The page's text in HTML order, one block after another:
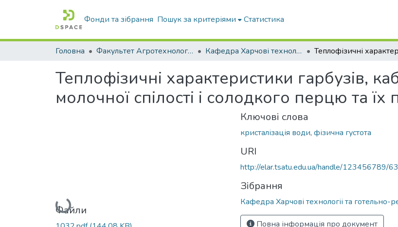
Фонди та зібрання Пошук за критеріями Статистика
Головна Факультет Агротехнологій та екології Кафедра Харчові технологіі та готельно-ресторанна справа
Теплофізичні характеристики гарбузів,
молочної спілості і солодкого перцю та
Вантажиться...
Файли
Ключові слова
кристалізація води, фізична густота
URI
http://elar.tsatu.edu.ua/handle/123456789/
Зібрання
Кафедра Харчові технологіі та готельно-
Повна інформація про документ